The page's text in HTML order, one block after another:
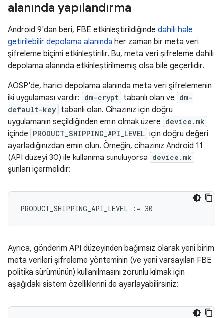
alanında yapılandırma
Android 9'dan beri, FBE etkinleştirildiğinde dahili hale
getirilebilir depolama alanında her zaman bir meta veri
şifreleme biçimi etkinleştirilir. Bu, meta veri şifreleme dahili
depolama alanında etkinleştirilmemiş olsa bile geçerlidir.
AOSP'de, harici depolama alanında meta veri şifrelemenin
iki uygulaması vardır: dm-crypt tabanlı olan ve dm-
default-key tabanlı olan. Cihazınız için doğru
uygulamanın seçildiğinden emin olmak üzere device.mk
içinde PRODUCT_SHIPPING_API_LEVEL için doğru değeri
ayarladığınızdan emin olun. Örneğin, cihazınız Android 11
(API düzeyi 30) ile kullanıma sunuluyorsa device.mk
şunları içermelidir:
Ayrıca, gönderim API düzeyinden bağımsız olarak yeni birim
meta verileri şifreleme yönteminin (ve yeni varsayılan FBE
politika sürümünün) kullanılmasını zorunlu kılmak için
aşağıdaki sistem özelliklerini de ayarlayabilirsiniz: